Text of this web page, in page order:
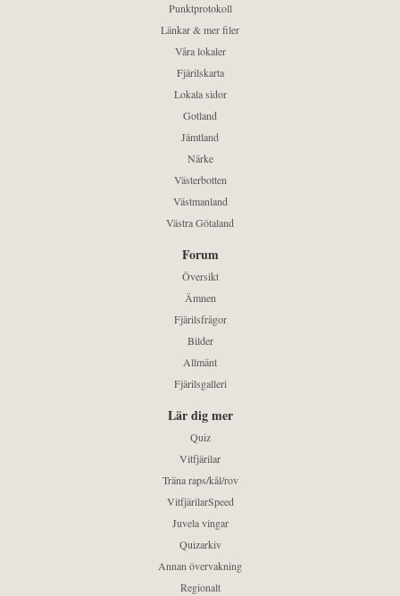
Punktprotokoll
Länkar & mer filer
Våra lokaler
Fjärilskarta
Lokala sidor
Gotland
Jämtland
Närke
Västerbotten
Västmanland
Västra Götaland
Forum
Översikt
Ämnen
Fjärilsfrågor
Bilder
Allmänt
Fjärilsgalleri
Lär dig mer
Quiz
Vitfjärilar
Träna raps/kål/rov
VitfjärilarSpeed
Juvela vingar
Quizarkiv
Annan övervakning
Regionalt